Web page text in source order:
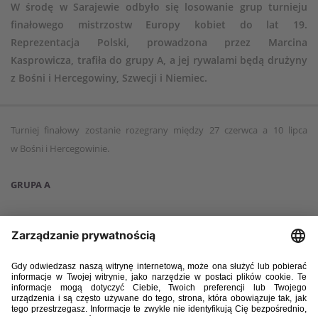
W środę w Sarajewie odbyło się losowanie grup turnieju
finałowego mistrzostw Europy kobiet do lat 19.
Reprezentacja Polski, prowadzona przez Marcina
Kasprowicza, trafiła do grupy A, a jej rywalami będą drużyny
z Bośni i Hercegowiny, Szwecji i Niemiec.
Turniej finałowy zostanie rozegrany między 27 czerwca a 10 lipca
w Bośni i Hercegowinie.
GRUPA A
Szwecja